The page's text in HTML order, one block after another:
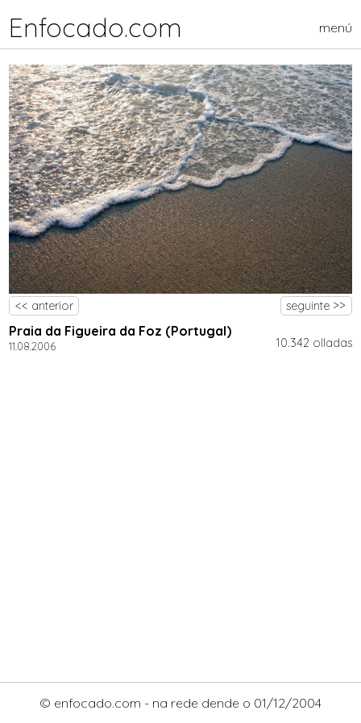
Enfocado.com menú
<< anterior seguinte >>
Praia da Figueira da Foz (Portugal)
11.08.2006 10.342 olladas
© enfocado.com - na rede dende o 01/12/2004